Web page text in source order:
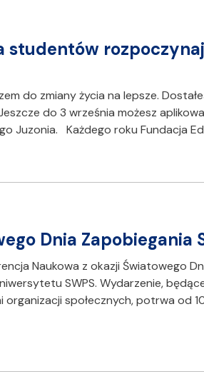
studentów
do zmiany życia na lepsze.
do 3 września możesz
Juzonia. Każdego roku Fundacja
Dnia Zapobiegania
Naukowa z okazji Światowego
SWPS. Wydarzenie,
społecznych, potrwa od 10